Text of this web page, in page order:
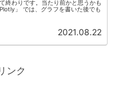
終わりです。当たり前かと思うかも
」 では、グラフを書いた後でも
2021.08.22
ンク